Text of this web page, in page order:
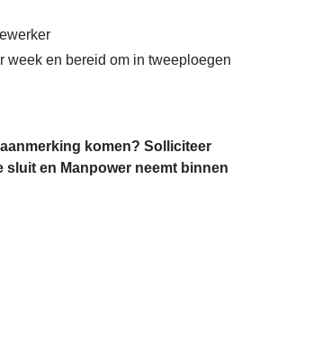
week en bereid om in tweeploegen
komen? Solliciteer
en Manpower neemt binnen